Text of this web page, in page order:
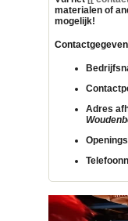
materialen of
mogelijk!
Adres